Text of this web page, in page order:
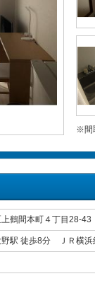
※間
鶴間本町４丁目28-43
野駅 徒歩8分 ＪＲ横